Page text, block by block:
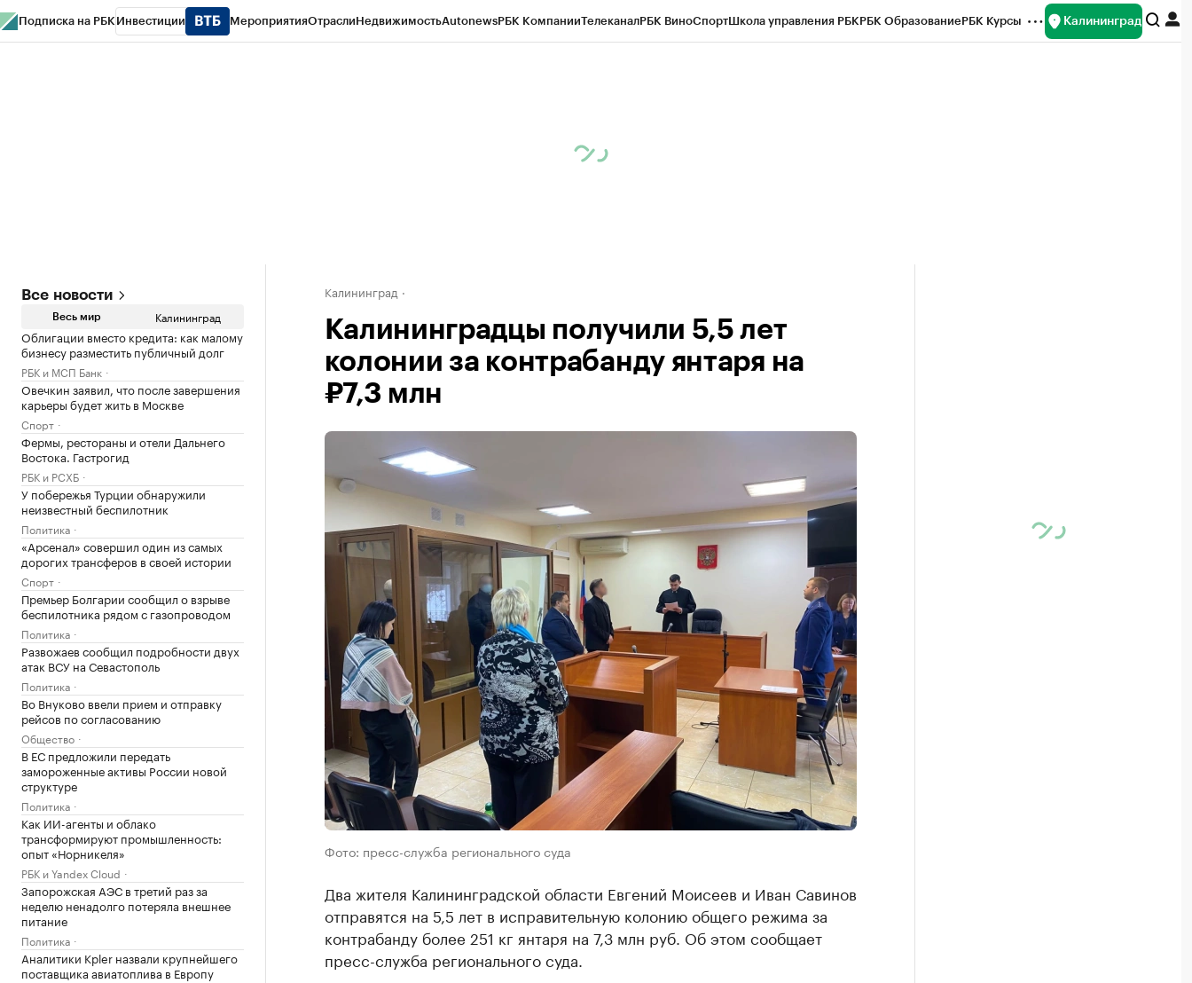
Подписка на РБК Инвестиции МероприятияОтраслиНедвижимостьAutonewsРБК КомпанииТелеканалРБК ВиноСпортШкола управления РБКРБК ОбразованиеРБК Курсы Калининград
Все новости
Весь мир Калининград
Облигации вместо кредита: как малому
бизнесу разместить публичный долг
РБК и МСП Банк
Овечкин заявил, что после завершения
карьеры будет жить в Москве
Спорт
Фермы, рестораны и отели Дальнего
Востока. Гастрогид
РБК и РСХБ
У побережья Турции обнаружили
неизвестный беспилотник
Политика
«Арсенал» совершил один из самых
дорогих трансферов в своей истории
Спорт
Премьер Болгарии сообщил о взрыве
беспилотника рядом с газопроводом
Политика
Развожаев сообщил подробности двух
атак ВСУ на Севастополь
Политика
Во Внуково ввели прием и отправку
рейсов по согласованию
Общество
В ЕС предложили передать
замороженные активы России новой
структуре
Политика
Как ИИ-агенты и облако
трансформируют промышленность:
опыт «Норникеля»
РБК и Yandex Cloud
Запорожская АЭС в третий раз за
неделю ненадолго потеряла внешнее
питание
Политика
Аналитики Kpler назвали крупнейшего
поставщика авиатоплива в Европу
Калининград
Калининградцы получили 5,5 лет
колонии за контрабанду янтаря на
₽7,3 млн
Фото: пресс-служба регионального суда
Два жителя Калининградской области Евгений Моисеев и Иван Савинов
отправятся на 5,5 лет в исправительную колонию общего режима за
контрабанду более 251 кг янтаря на 7,3 млн руб. Об этом сообщает
пресс-служба регионального суда.